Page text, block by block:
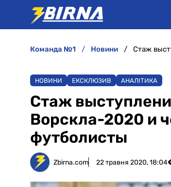
команда №1 новини
НОВИНИ ЕКСКЛЮЗИВ АНАЛІТИКА
Стаж
Ворскла-2020 и
футболисты
Zbirna.com 22 травня 2020, 18:04